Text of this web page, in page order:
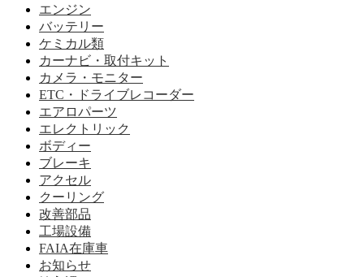
エンジン
バッテリー
ケミカル類
カーナビ・取付キット
カメラ・モニター
ETC・ドライブレコーダー
エアロパーツ
エレクトリック
ボディー
ブレーキ
アクセル
クーリング
改善部品
工場設備
FAIA在庫車
お知らせ